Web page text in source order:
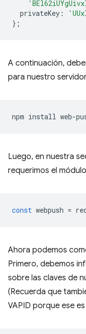
privateKey :
};
A continuación,
para nuestro
npm install web-
Luego, en nuestra
requerimos el módulo
const webpush =
Ahora podemos
Primero, debemos
sobre las claves de
(Recuerda que
VAPID porque ese